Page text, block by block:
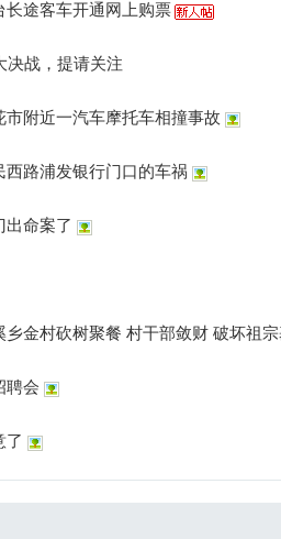
长途客车开通网上购票
决战，提请关注
市附近一汽车摩托车相撞事故
西路浦发银行门口的车祸
出命案了
乡金村砍树聚餐 村干部敛财 破坏祖
聘会
了